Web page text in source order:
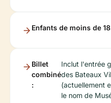
Enfants de moins de
Billet
combiné
:
Inclut l'entrée
des Bateaux
(actuellement
le nom de